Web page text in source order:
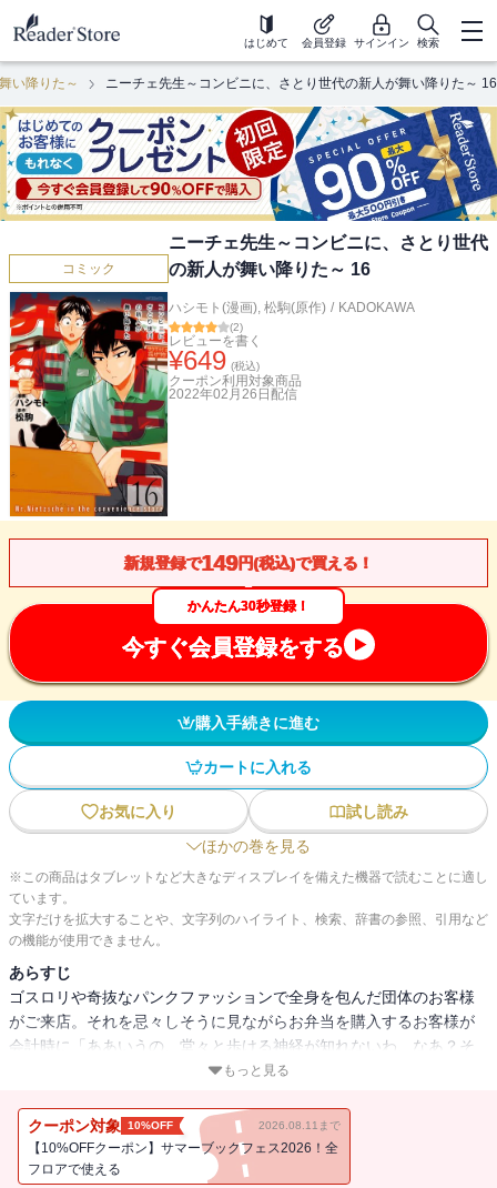
はじめて 会員登録 サインイン 検索
い降りた～ ニーチェ先生～コンビニに、さとり世代の新人が舞い降りた～ 16
コミック
ニーチェ先生～コンビニに、さとり世代
の新人が舞い降りた～ 16
ハシモト(漫画), 松駒(原作) / KADOKAWA
(2)
レビューを書く
¥649 (税込)
クーポン利用対象商品
2022年02月26日 配信
新規登録で149円(税込)で買える！
かんたん30秒登録！
今すぐ会員登録をする
購入手続きに進む
カートに入れる
お気に入り
試し読み
ほかの巻を見る
※この商品はタブレットなど大きなディスプレイを備えた機器で読むことに適し
ています。
文字だけを拡大することや、文字列のハイライト、検索、辞書の参照、引用など
の機能が使用できません。
あらすじ
ゴスロリや奇抜なパンクファッションで全身を包んだ団体のお客様
がご来店。それを忌々しそうに見ながらお弁当を購入するお客様が
会計時に「ああいうの、堂々と歩ける神経が知れないわ、なあ？そ
う思わん兄ちゃん。視界から消えてくれへんかね」などと話しかけ
を見えないよう潰した方が手っ取り早いですよ」とお箸を手渡して
いて、思わず生唾を飲み込みました。いつだって自分らしく生きれ
ばOK！当店はあなたの味方です！理不尽と闘い続けて第16巻、突
もっと見る
クーポン対象 10%OFF 2026.08.11まで
【10%OFFクーポン】サマーブックフェス2026！全
フロアで使える